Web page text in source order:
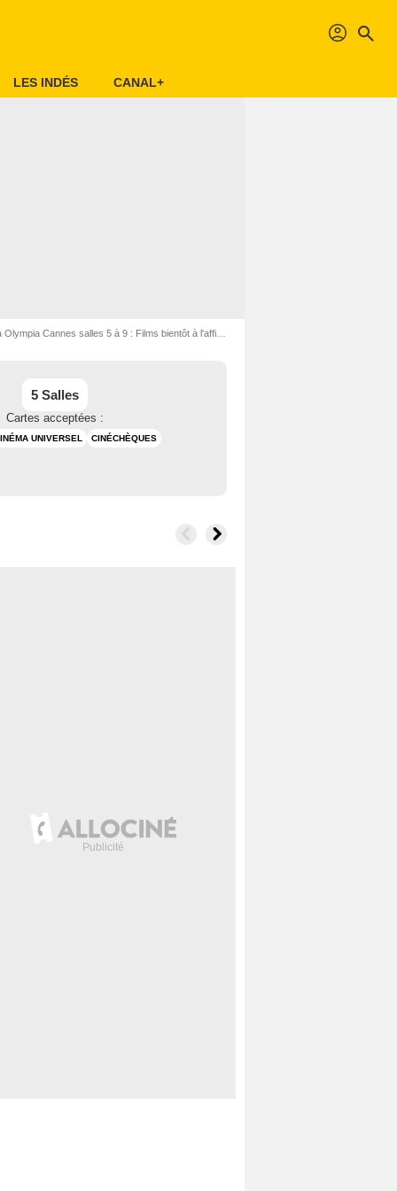
profil search
LES INDÉS CANAL+
Cannes salles 5 à 9 : Films bientôt à l'affiche
5 Salles
Cartes acceptées :
UNIVERSEL CINÉCHÈQUES